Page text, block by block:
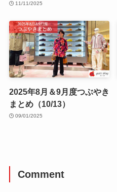
11/11/2025
2025年8月＆9月度つぶやき
まとめ（10/13）
09/01/2025
Comment